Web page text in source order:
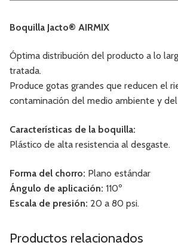
Boquilla Jacto® AIRMIX
Óptima distribución del producto a lo
tratada.
Produce gotas grandes que reducen el
contaminación del medio ambiente y
Características de la boquilla:
Plástico de alta resistencia al desgaste.
Forma del chorro: Plano estándar
Ángulo de aplicación: 110º
Escala de presión: 20 a 80 psi.
Productos relacionados